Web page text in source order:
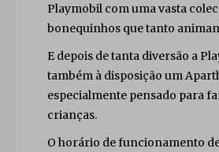
Playmobil com uma vasta
bonequinhos que tanto
E depois de tanta diversão a
também à disposição um
especialmente pensado para
crianças.
O horário de funcionamento